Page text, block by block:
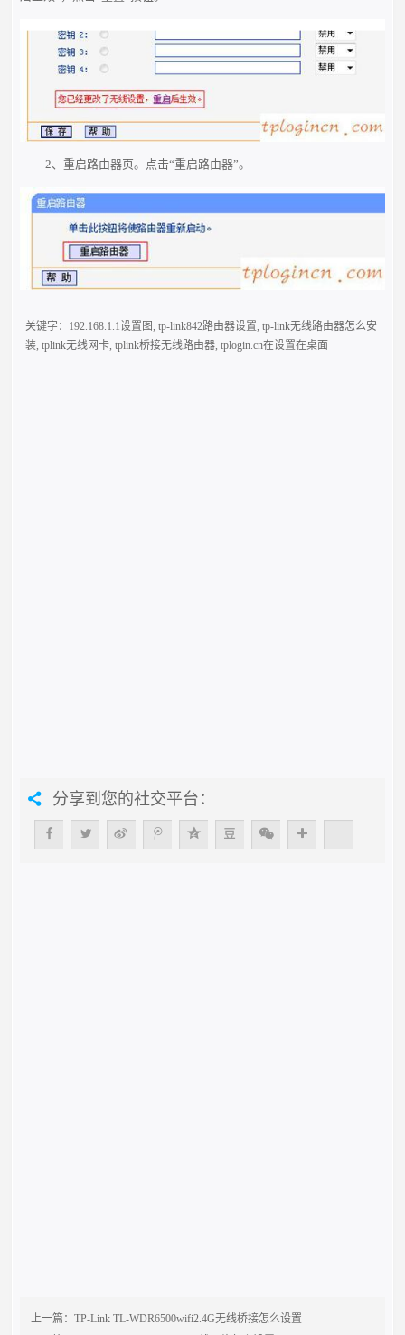
2、重启路由器页。点击“重启路由器”。
关键字： 192.168.1.1设置图,tp-link842路由器设置,tp-link无线路由器怎么安
装,tplink无线网卡,tplink桥接无线路由器,tplogin.cn在设置在桌面
分享到您的社交平台：
上一篇：TP-Link TL-WDR6500wifi2.4G无线桥接怎么设置